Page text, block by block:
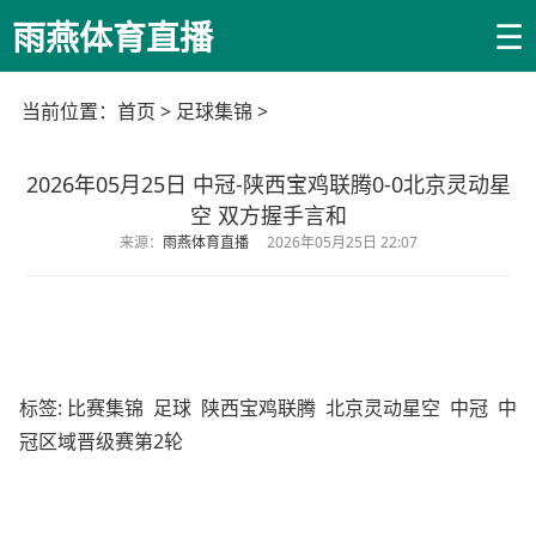
雨燕体育直播 ☰
当前位置： 首页 > 足球集锦 >
2026年05月25日 中冠-陕西宝鸡联腾0-0北京灵动星
空 双方握手言和
来源： 雨燕体育直播 2026年05月25日 22:07
标签: 比赛集锦 足球 陕西宝鸡联腾 北京灵动星空 中冠 中
冠区域晋级赛第2轮